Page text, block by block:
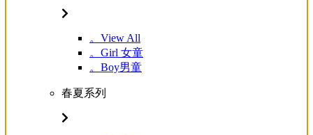
。View All
。Girl 女童
。Boy男童
春夏系列